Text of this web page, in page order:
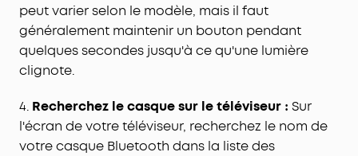
peut varier selon le modèle, mais il faut
généralement maintenir un bouton pendant
quelques secondes jusqu'à ce qu'une lumière
clignote.
4. Recherchez le casque sur le téléviseur : Sur
l'écran de votre téléviseur, recherchez le nom de
votrecasque Bluetooth dans la liste des